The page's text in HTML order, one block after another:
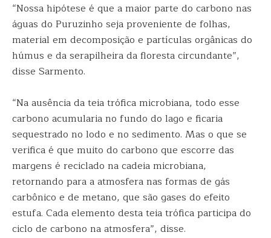
“Nossa hipótese é que a maior parte do carbono nas
águas do Puruzinho seja proveniente de folhas,
material em decomposição e partículas orgânicas do
húmus e da serapilheira da floresta circundante”,
disse Sarmento.
“Na ausência da teia trófica microbiana, todo esse
carbono acumularia no fundo do lago e ficaria
sequestrado no lodo e no sedimento. Mas o que se
verifica é que muito do carbono que escorre das
margens é reciclado na cadeia microbiana,
retornando para a atmosfera nas formas de gás
carbônico e de metano, que são gases do efeito
estufa. Cada elemento desta teia trófica participa do
ciclo de carbono na atmosfera”, disse.